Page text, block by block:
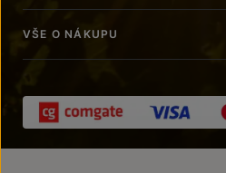
VŠE O NÁKUPU